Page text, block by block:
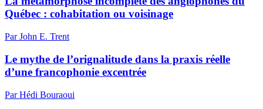
Québec : cohabitation ou voisinage
Par John E. Trent
Le mythe de l’orignalitude dans la praxis réelle
d’une francophonie excentrée
Par Hédi Bouraoui